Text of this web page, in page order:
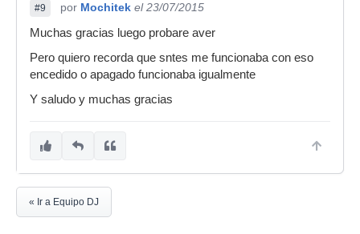
#9 por Mochitek el 23/07/2015
Muchas gracias luego probare aver
Pero quiero recorda que sntes me funcionaba con eso
encedido o apagado funcionaba igualmente
Y saludo y muchas gracias
« Ir a Equipo DJ